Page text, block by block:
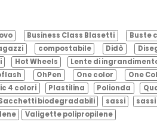
Business Class Blasetti Buste
compostabile Didò
Hot Wheels Lente di
OhPen One color One
4 colori Plastilina Polionda
biodegradabili sassi
Valigette polipropilene